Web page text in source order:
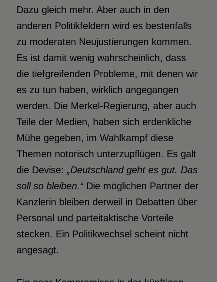
Dazu gleich mehr. Aber auch in den
anderen Politikfeldern wird es bestenfalls
zu moderaten Neujustierungen kommen.
Es ist damit wenig wahrscheinlich, dass
die tiefgreifenden Probleme, mit denen wir
es zu tun haben, wirklich angegangen
werden. Die Merkel-Regierung, aber auch
Teile der Medien, haben sich erdenkliche
Mühe gegeben, im Wahlkampf diese
Themen notorisch unterzupflügen. Es galt
die Devise: „Deutschland geht es gut. Das
soll so bleiben.“Die möglichen Partner der
Kanzlerin bleiben derweil in Debatten über
Personal und parteitaktische Vorteile
stecken. Ein Politikwechsel scheint nicht
angesagt.